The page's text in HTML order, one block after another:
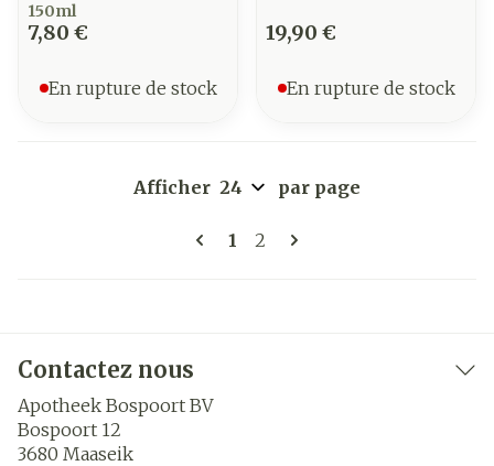
150ml
7,80 €
En rupture de stock
19,90 €
En rupture de stock
Pages
Vous lisez actuellement la
1 Page
2
Afficher par page
Contactez nous
Apotheek Bospoort BV
Bospoort 12
3680 Maaseik